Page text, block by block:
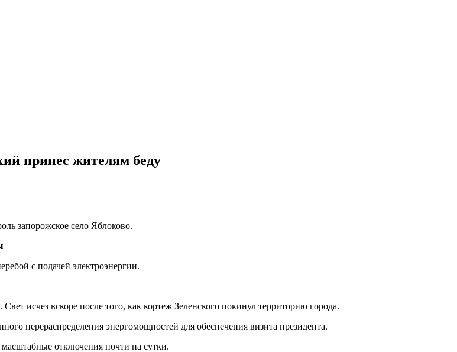
принес жителям беду
запорожское село Яблоково.
с подачей электроэнергии.
исчез вскоре после того, как кортеж Зеленского покинул территорию города.
перераспределения энергомощностей для обеспечения визита президента.
отключения почти на сутки.